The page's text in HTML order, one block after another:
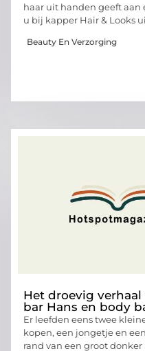
haar uit handen geeft aan
u bij kapper Hair & Looks
Beauty En Verzorging
Het droevig
bar Hans en body
Er leefden eens twee
kopen, een jongetje en
rand van een groot donker